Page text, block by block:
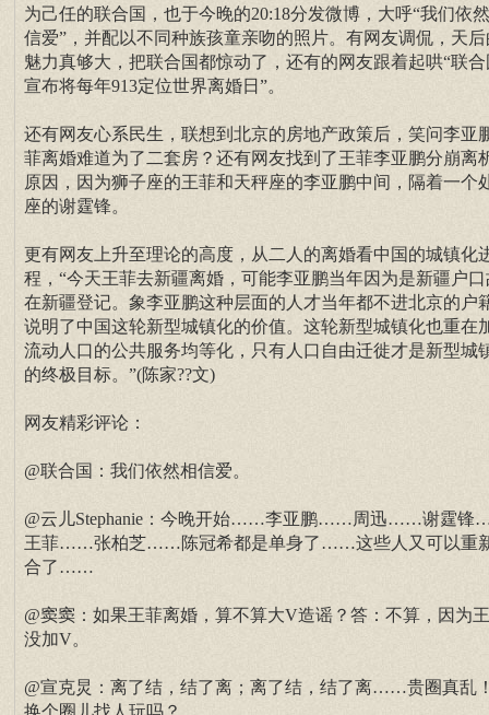
为己任的联合国，也于今晚的20:18分发微博，大呼“我们依
信爱”，并配以不同种族孩童亲吻的照片。有网友调侃，天后
魅力真够大，把联合国都惊动了，还有的网友跟着起哄“联合
宣布将每年913定位世界离婚日”。
还有网友心系民生，联想到北京的房地产政策后，笑问李亚
菲离婚难道为了二套房？还有网友找到了王菲李亚鹏分崩离
原因，因为狮子座的王菲和天秤座的李亚鹏中间，隔着一个
座的谢霆锋。
更有网友上升至理论的高度，从二人的离婚看中国的城镇化
程，“今天王菲去新疆离婚，可能李亚鹏当年因为是新疆户口
在新疆登记。象李亚鹏这种层面的人才当年都不进北京的户
说明了中国这轮新型城镇化的价值。这轮新型城镇化也重在
流动人口的公共服务均等化，只有人口自由迁徙才是新型城
的终极目标。”(陈家??文)
网友精彩评论：
@联合国：我们依然相信爱。
@云儿Stephanie：今晚开始……李亚鹏……周迅……谢霆
王菲……张柏芝……陈冠希都是单身了……这些人又可以重
合了……
@窦窦：如果王菲离婚，算不算大V造谣？答：不算，因为
没加V。
@宣克炅：离了结，结了离；离了结，结了离……贵圈真乱
换个圈儿找人玩吗？